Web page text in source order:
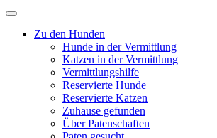
Zu den Hunden
Hunde in der Vermittlung
Katzen in der Vermittlung
Vermittlungshilfe
Reservierte Hunde
Reservierte Katzen
Zuhause gefunden
Über Patenschaften